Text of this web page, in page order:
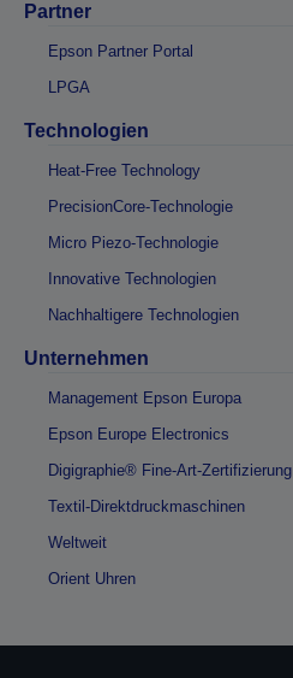
Partner
Epson Partner Portal
LPGA
Technologien
Heat-Free Technology
PrecisionCore-Technologie
Micro Piezo-Technologie
Innovative Technologien
Nachhaltigere Technologien
Unternehmen
Management Epson Europa
Epson Europe Electronics
Digigraphie® Fine-Art-Zertifizierung
Textil-Direktdruckmaschinen
Weltweit
Orient Uhren